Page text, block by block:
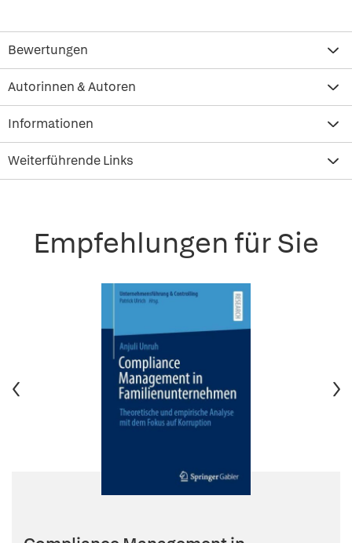
Bewertungen
Autorinnen & Autoren
Informationen
Weiterführende Links
Empfehlungen für Sie